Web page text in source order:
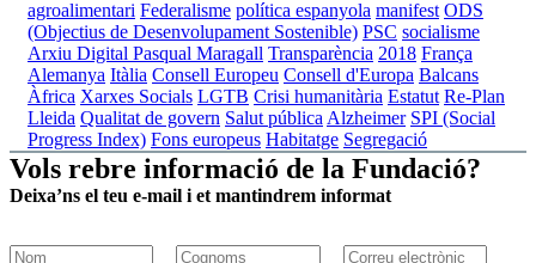
agroalimentari Federalisme política espanyola manifest ODS
(Objectius de Desenvolupament Sostenible) PSC socialisme
Arxiu Digital Pasqual Maragall Transparència 2018 França
Alemanya Itàlia Consell Europeu Consell d'Europa Balcans
Àfrica Xarxes Socials LGTB Crisi humanitària Estatut Re-Plan
Lleida Qualitat de govern Salut pública Alzheimer SPI (Social
Progress Index) Fons europeus Habitatge Segregació
Vols rebre informació de la Fundació?
Deixa’ns el teu e-mail i et mantindrem informat